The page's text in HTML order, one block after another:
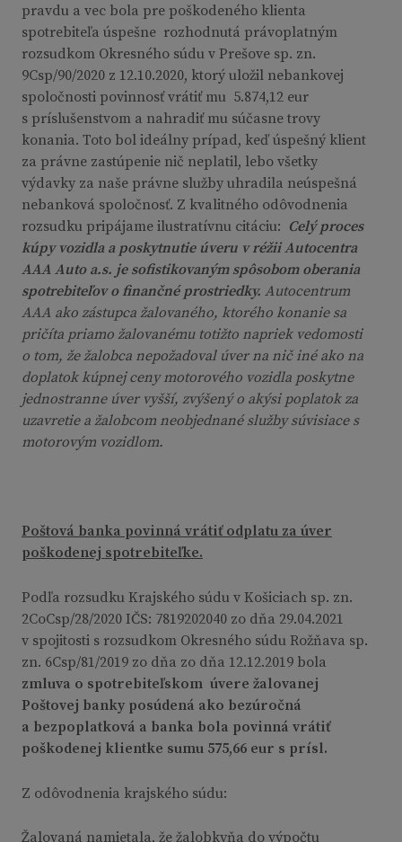
pravdu a vec bola pre poškodeného klienta
spotrebiteľa úspešne rozhodnutá právoplatným
rozsudkom Okresného súdu v Prešove sp. zn.
9Csp/90/2020 z 12.10.2020, ktorý uložil nebankovej
spoločnosti povinnosť vrátiť mu 5.874,12 eur
s príslušenstvom a nahradiť mu súčasne trovy
konania. Toto bol ideálny prípad, keď úspešný klient
za právne zastúpenie nič neplatil, lebo všetky
výdavky za naše právne služby uhradila neúspešná
nebanková spoločnosť. Z kvalitného odôvodnenia
rozsudku pripájame ilustratívnu citáciu: Celý proces
kúpy vozidla a poskytnutie úveru v réžii Autocentra
AAA Auto a.s. je sofistikovaným spôsobom oberania
spotrebiteľov o finančné prostriedky. Autocentrum
AAA ako zástupca žalovaného, ktorého konanie sa
pričíta priamo žalovanému totižto napriek vedomosti
o tom, že žalobca nepožadoval úver na nič iné ako na
doplatok kúpnej ceny motorového vozidla poskytne
jednostranne úver vyšší, zvýšený o akýsi poplatok za
uzavretie a žalobcom neobjednané služby súvisiace s
motorovým vozidlom.
Poštová banka povinná vrátiť odplatu za úver
poškodenej spotrebiteľke.
Podľa rozsudku Krajského súdu v Košiciach sp. zn.
2CoCsp/28/2020 IČS: 7819202040 zo dňa 29.04.2021
v spojitosti s rozsudkom Okresného súdu Rožňava sp.
zn. 6Csp/81/2019 zo dňa zo dňa 12.12.2019 bola
zmluva o spotrebiteľskom úvere žalovanej
Poštovej banky posúdená ako bezúročná
a bezpoplatková a banka bola povinná vrátiť
poškodenej klientke sumu 575,66 eur s prísl.
Z odôvodnenia krajského súdu:
Žalovaná namietala, že žalobkyňa do výpočtu